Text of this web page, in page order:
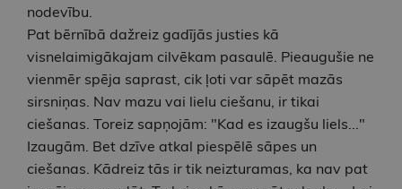
nodevību.
Pat bērnībā dažreiz gadījās justies kā
visnelaimigākajam cilvēkam pasaulē. Pieaugušie ne
vienmēr spēja saprast, cik ļoti var sāpēt mazās
sirsniņas. Nav mazu vai lielu ciešanu, ir tikai
ciešanas. Toreiz sapņojām: "Kad es izaugšu liels..."
Izaugām. Bet dzīve atkal piespēlē sāpes un
ciešanas. Kādreiz tās ir tik neizturamas, ka nav pat